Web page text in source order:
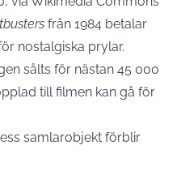
från 1984 betalar
nostalgiska prylar.
sålts för nästan 45 000
till filmen kan gå för
samlarobjekt förblir